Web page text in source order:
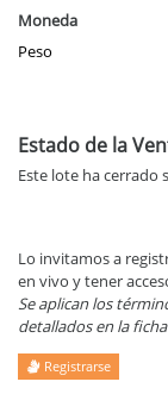
Moneda
Peso
Estado de la
Este lote ha cerrado
Lo invitamos a
en vivo y tener
Se aplican los
detallados en la
Registrarse